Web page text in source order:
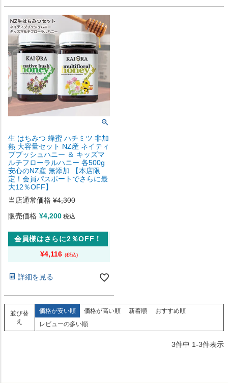
生 はちみつ 蜂蜜 ハチミツ 非加
熱 大容量セット NZ産 ネイティ
ブブッシュハニー ＆ キッズマ
ルチフローラルハニー 各500g
安心のNZ産 無添加 【本店限
定！会員パスポートでさらに最
大12％OFF】
当店通常価格 ¥4,300
販売価格 ¥4,200 税込
会員様はさらに2％OFF！
¥4,116
詳細を見る
並び替
え
価格が安い順 価格が高い順 新着順
おすすめ順
レビューの多い順
3件中 1-3件表示